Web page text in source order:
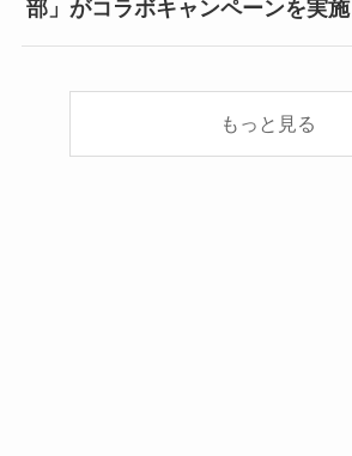
部」がコラボキャンペーンを実施
もっと見る